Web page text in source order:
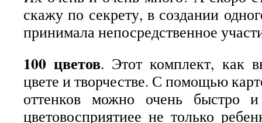
скажу по секрету, в создании
принимала непосредственное
100 цветов. Этот комплект, как
цвете и творчестве. С помощью
оттенков можно очень быстро и
цветовосприятиее не только